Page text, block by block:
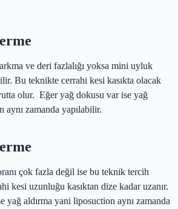
ve deri fazlalığı yoksa mini uyluk
Bu teknikte cerrahi kesi kasıkta olacak
olur. Eğer yağ dokusu var ise yağ
aynı zamanda yapılabilir.
çok fazla değil ise bu teknik tercih
kesi uzunluğu kasıktan dize kadar uzanır.
yağ aldırma yani liposuction aynı zamanda